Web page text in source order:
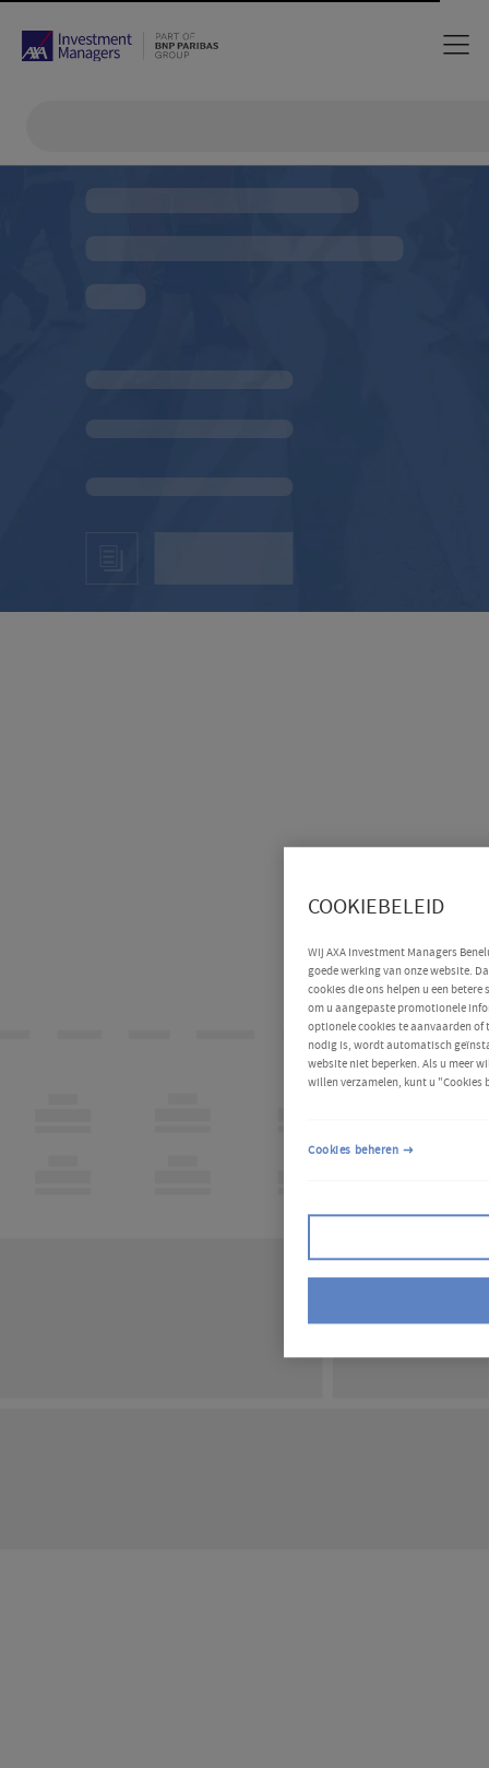
COOKIEBELEID
Wij AXA Investment Managers
goede werking van onze website.
cookies die ons helpen u een
om u aangepaste promotionele
optionele cookies te aanvaarden of
nodig is, wordt automatisch
website niet beperken. Als u meer
willen verzamelen, kunt u "Cookies
Cookies beheren